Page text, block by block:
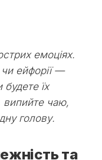
емоціях.
чи ейфорії —
їх
випийте чаю,
голову.
та